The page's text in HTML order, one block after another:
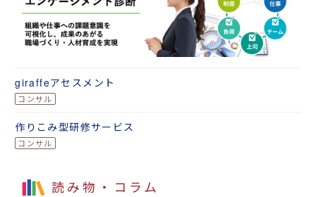
giraffeアセスメント
作りこみ型研修サービス
読み物・コラム